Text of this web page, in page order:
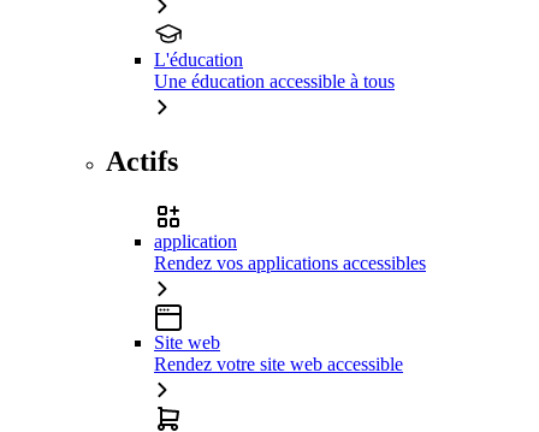
L'éducation
Une éducation accessible à tous
Actifs
application
Rendez vos applications accessibles
Site web
Rendez votre site web accessible